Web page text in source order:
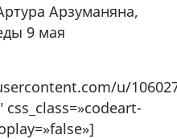
Арзуманяна,
9 мая
u/
css_class=»codeart-